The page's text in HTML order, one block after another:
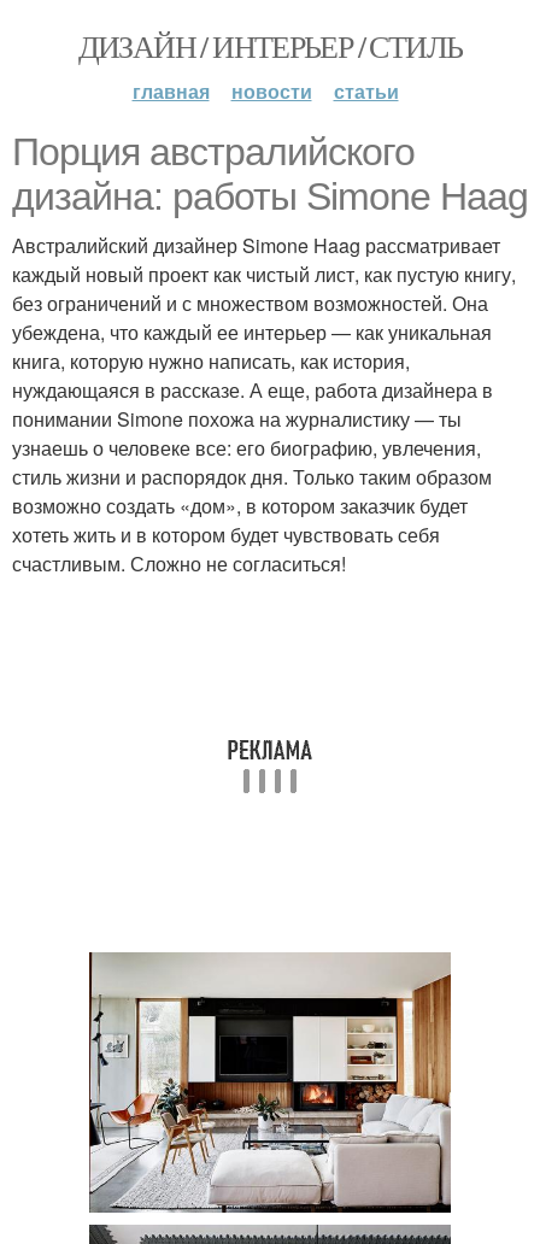
ДИЗАЙН / ИНТЕРЬЕР / СТИЛЬ
главная новости статьи
Порция австралийского
дизайна: работы Simone Haag
Австралийский дизайнер Simone Haag рассматривает
каждый новый проект как чистый лист, как пустую книгу,
без ограничений и с множеством возможностей. Она
убеждена, что каждый ее интерьер — как уникальная
книга, которую нужно написать, как история,
нуждающаяся в рассказе. А еще, работа дизайнера в
понимании Simone похожа на журналистику — ты
узнаешь о человеке все: его биографию, увлечения,
стиль жизни и распорядок дня. Только таким образом
возможно создать «дом», в котором заказчик будет
хотеть жить и в котором будет чувствовать себя
счастливым. Сложно не согласиться!